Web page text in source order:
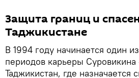
Защита границ и
Таджикистане
В 1994 году начинается один
периодов карьеры
Таджикистан, где назначается